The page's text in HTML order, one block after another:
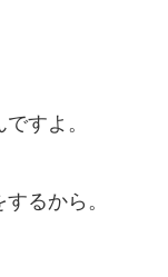
すよ。
るから。